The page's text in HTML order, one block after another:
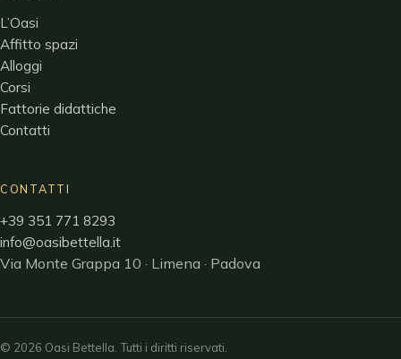
L’Oasi
Affitto spazi
Alloggi
Corsi
Fattorie didattiche
Contatti
CONTATTI
+39 351 771 8293
info@oasibettella.it
Via Monte Grappa 10 · Limena · Padova
© 2026 Oasi Bettella. Tutti i diritti riservati.